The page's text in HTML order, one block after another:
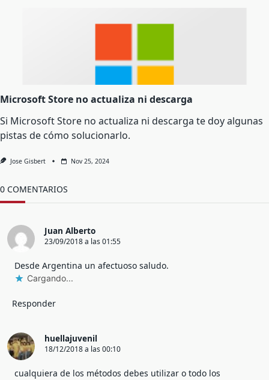
Microsoft Store no actualiza ni descarga
Si Microsoft Store no actualiza ni descarga te doy algunas
pistas de cómo solucionarlo.
Jose Gisbert Nov 25, 2024
0 COMENTARIOS
Juan Alberto
23/09/2018 a las 01:55
Desde Argentina un afectuoso saludo.
Cargando...
Responder
huellajuvenil
18/12/2018 a las 00:10
cualquiera de los métodos debes utilizar o todo los